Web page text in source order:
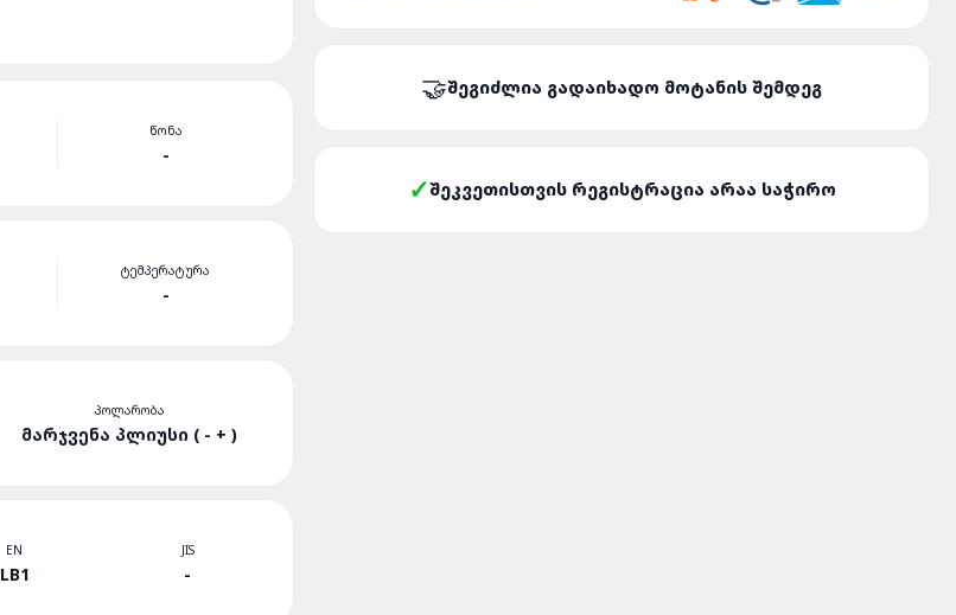
ᲬᲝᲜᲐ
-
ᲢᲔᲛᲞᲔᲠᲐᲢᲣᲠᲐ
-
ᲞᲝᲚᲐᲠᲝᲑᲐ
ᲛᲐᲠᲯᲕᲔᲜᲐ ᲞᲚᲘᲣᲡᲘ ( - + )
EN
LB1
JIS
-
ᲨᲔᲒᲘᲫᲚᲘᲐ ᲒᲐᲓᲐᲘᲮᲐᲓᲝ ᲛᲝᲢᲐᲜᲘᲡ ᲨᲔᲛᲓᲔᲒ
ᲨᲔᲙᲕᲔᲗᲘᲡᲗᲕᲘᲡ ᲠᲔᲒᲘᲡᲢᲠᲐᲪᲘᲐ ᲐᲠᲐᲐ ᲡᲐᲭᲘᲠᲝ